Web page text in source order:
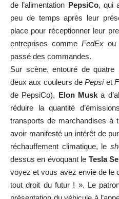
de l’alimentation PepsiCo, qui
peu de temps après leur
place pour réceptionner leur
entreprises comme FedEx ou
passé des commandes.
Sur scène, entouré de quatre
deux aux couleurs dePepsiet
de PepsiCo), Elon Muska
réduire la quantité
transports de marchandises à
avoir manifesté un intérêt de
réchauffement climatique, le
dessus en évoquant le Tesla
voyez et vous avez envie de le
tout droit du futur ! ». Le